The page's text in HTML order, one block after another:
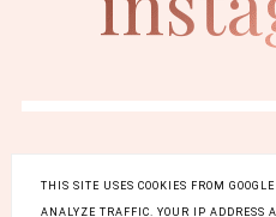
THIS SITE USES COOKIES FROM
ANALYZE TRAFFIC. YOUR IP ADDRESS